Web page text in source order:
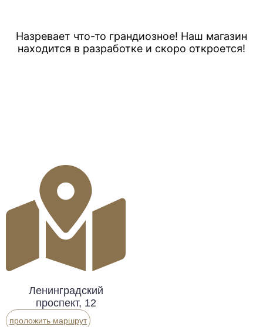
Назревает что-то грандиозное! Наш магазин
находится в разработке и скоро откроется!
Ленинградский
проспект, 12
проложить маршрут